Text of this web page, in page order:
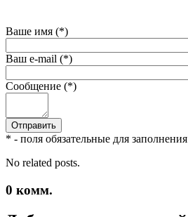
Ваше имя (*)
Ваш e-mail (*)
Сообщение (*)
* - поля обязательные для заполнения
No related posts.
0 комм.